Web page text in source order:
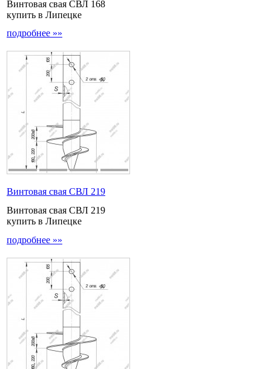
Винтовая свая СВЛ 168
купить в Липецке
подробнее »»
Винтовая свая СВЛ 219
Винтовая свая СВЛ 219
купить в Липецке
подробнее »»